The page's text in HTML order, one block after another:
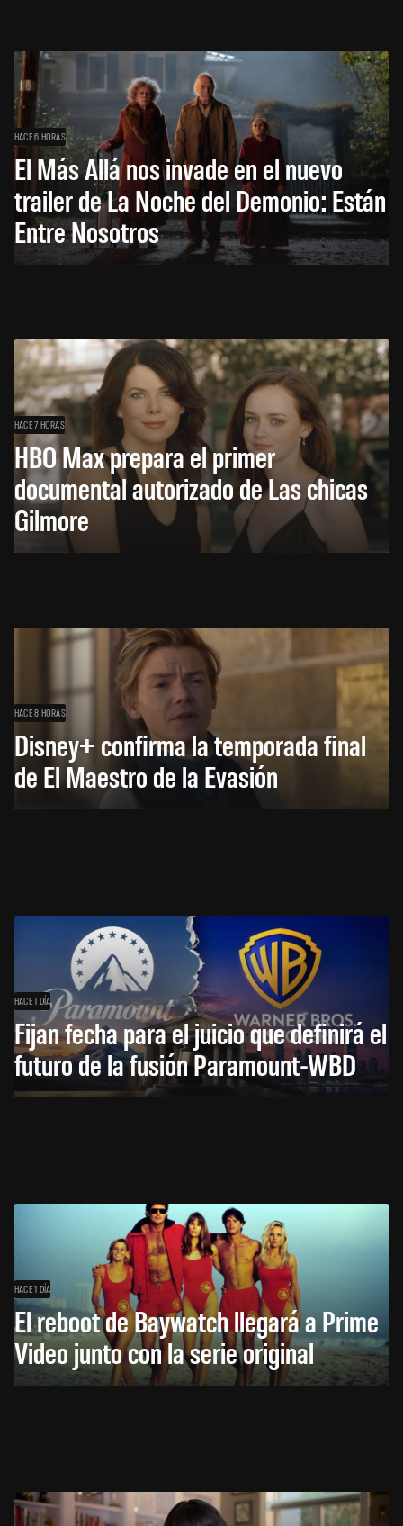
HACE 6 HORAS
El Más Allá nos invade en el nuevo
trailer de La Noche del Demonio: Están
Entre Nosotros
HACE 7 HORAS
HBO Max prepara el primer
documental autorizado de Las chicas
Gilmore
HACE 8 HORAS
Disney+ confirma la temporada final
de El Maestro de la Evasión
HACE 1 DÍA
Fijan fecha para el juicio que definirá el
futuro de la fusión Paramount-WBD
HACE 1 DÍA
El reboot de Baywatch llegará a Prime
Video junto con la serie original